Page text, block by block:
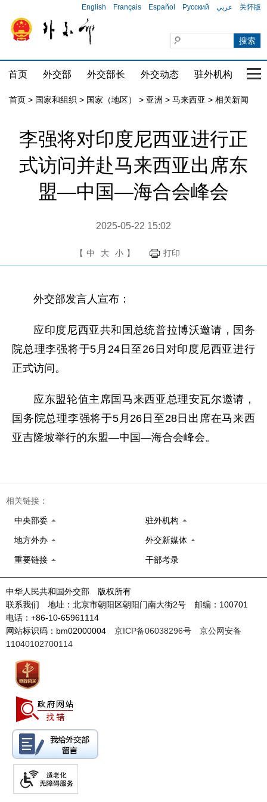
English Français Español Русский عربي 关怀版
首页 外交部 外交部长 外交动态 驻外机构 国
首页 > 国家和组织 > 国家（地区） > 亚洲 > 马来西亚 > 相关新闻
李强将对印度尼西亚进行正
式访问并赴马来西亚出席东
盟—中国—海合会峰会
2025-05-22 15:02
【 中 大 小 】 打印
外交部发言人宣布：
应印度尼西亚共和国总统普拉博沃邀请，国务
院总理李强将于5月24日至26日对印度尼西亚进行
正式访问。
应东盟轮值主席国马来西亚总理安瓦尔邀请，
国务院总理李强将于5月26日至28日出席在马来西
亚吉隆坡举行的东盟—中国—海合会峰会。
相关链接：
中央部委 驻外机构
地方外办 外交新媒体
重要链接 干部考录
中华人民共和国外交部 版权所有
联系我们 地址：北京市朝阳区朝阳门南大街2号 邮编：100701
电话：+86-10-65961114
网站标识码：bm02000004 京ICP备06038296号
京公网安备
11040102700114